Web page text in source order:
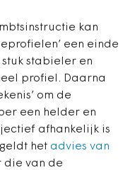
kan
een einde
stuk stabieler en
profiel. Daarna
om de
een helder en
afhankelijk is
het advies van
die van de